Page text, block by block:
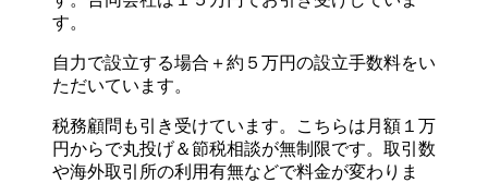
す。
自力で設立する場合＋約５万円の設立手数料をい
ただいています。
税務顧問も引き受けています。こちらは月額１万
円からで丸投げ＆節税相談が無制限です。取引数
や海外取引所の利用有無などで料金が変わりま